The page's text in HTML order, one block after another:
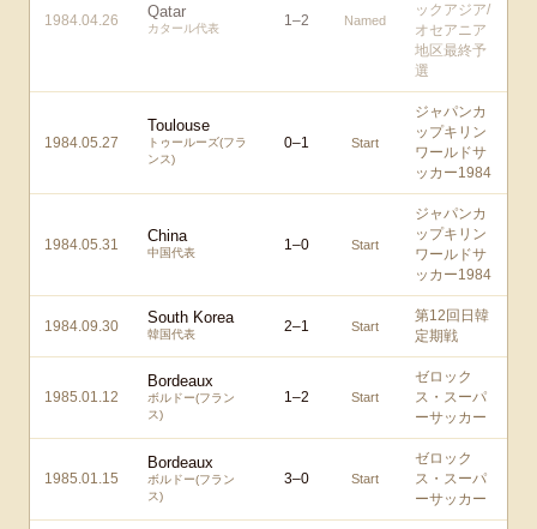
1984.04.26 Qatar
カタール代表 1–2 Named
ックアジア/
オセアニア
地区最終予
選
1984.05.27
Toulouse
トゥールーズ(フラ
ンス)
0–1 Start
ジャパンカ
ップキリン
ワールドサ
ッカー1984
1984.05.31 China
中国代表 1–0 Start
ジャパンカ
ップキリン
ワールドサ
ッカー1984
1984.09.30 South Korea
韓国代表 2–1 Start
第12回日韓
定期戦
1985.01.12
Bordeaux
ボルドー(フラン
ス)
1–2 Start
ゼロック
ス・スーパ
ーサッカー
1985.01.15
Bordeaux
ボルドー(フラン
ス)
3–0 Start
ゼロック
ス・スーパ
ーサッカー